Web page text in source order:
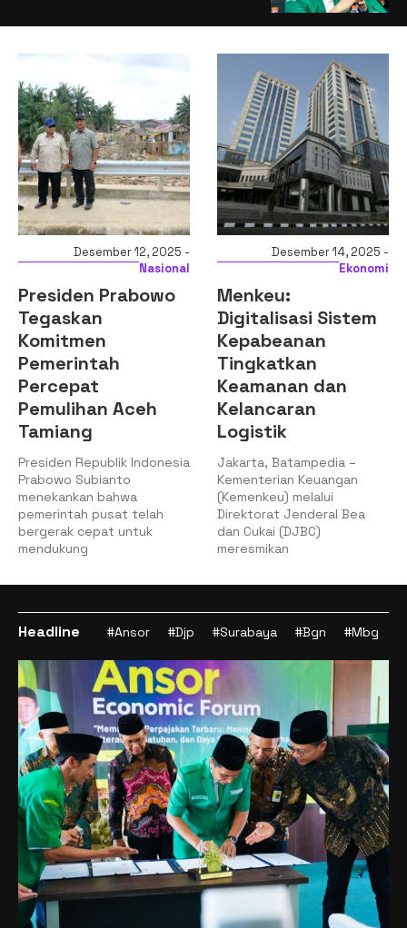
Desember 14, 2025 -
Ekonomi
Menkeu:
Digitalisasi Sistem
Kepabeanan
Tingkatkan
Keamanan dan
Kelancaran
Logistik
Jakarta, Batampedia –
Kementerian Keuangan
(Kemenkeu) melalui
Direktorat Jenderal Bea
dan Cukai (DJBC)
meresmikan
Desember 14, 2025 -
Ekonomi
Komisi XI DPR RI
Setujui Pencairan
PMN pada APBN
2025
Jakarta, 8/12/2025
Kemenkeu – Rapat Kerja
(Raker) Komisi XI DPR RI
dengan Menteri Keuangan
Headline #Ansor #Djp #Surabaya #Bgn #Mbg